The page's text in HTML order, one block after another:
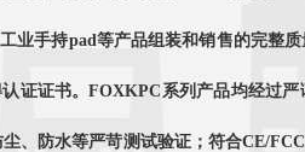
业手持pad等产品组装和销售的完整
证证书。FOXKPC系列产品均经过
、防水等严苛测试验证；符合CE/